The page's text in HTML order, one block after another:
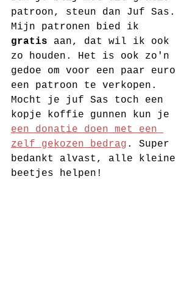
patroon, steun dan Juf Sas.
Mijn patronen bied ik
gratis aan, dat wil ik ook
zo houden. Het is ook zo'n
gedoe om voor een paar euro
een patroon te verkopen.
Mocht je juf Sas toch een
kopje koffie gunnen kun je
een donatie doen met een
zelf gekozen bedrag . Super
bedankt alvast, alle kleine
beetjes helpen!